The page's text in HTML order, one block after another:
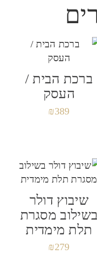
והאתר שלי
ברכת הבית /
העסק
₪389
שיבוץ דולר
בשילוב מסגרת
תלת מימדית
₪279